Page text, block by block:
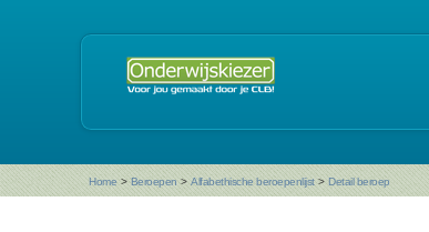
Home > Beroepen > Alfabethische beroepenlijst > Detail beroep